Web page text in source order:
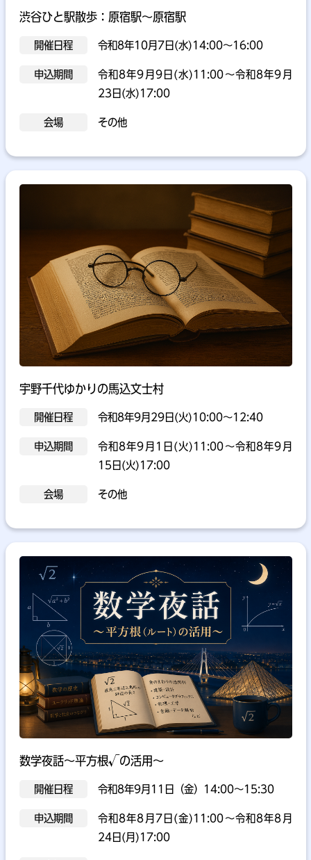
渋谷ひと駅散歩：原宿駅～原宿駅
開催日程 令和8年10月7日(水)14:00～16:00
申込期間
令和8年9月9日(水)11:00～令和8年9月
23日(水)17:00
会場 その他
宇野千代ゆかりの馬込文士村
開催日程 令和8年9月29日(火)10:00～12:40
申込期間
令和8年9月1日(火)11:00～令和8年9月
15日(火)17:00
会場 その他
数学夜話～平方根√の活用～
開催日程 令和8年9月11日（金）14:00～15:30
申込期間
令和8年8月7日(金)11:00～令和8年8月
24日(月)17:00